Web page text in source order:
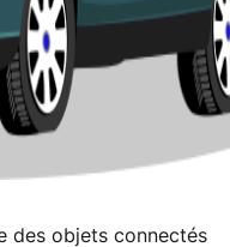
des objets connectés